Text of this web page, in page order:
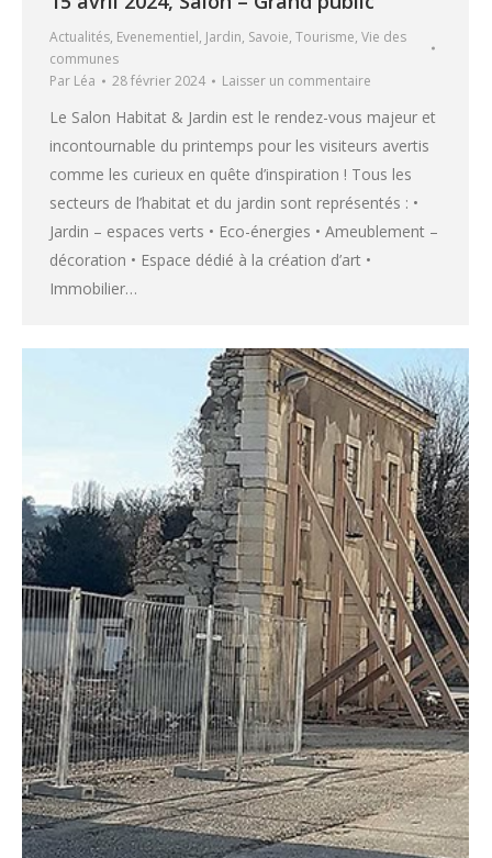
Actualités, Evenementiel, Jardin, Savoie, Tourisme, Vie des
communes
Par Léa 28 février 2024 Laisser un commentaire
Le Salon Habitat & Jardin est le rendez-vous majeur et
incontournable du printemps pour les visiteurs avertis
comme les curieux en quête d’inspiration ! Tous les
secteurs de l’habitat et du jardin sont représentés : •
Jardin – espaces verts • Eco-énergies • Ameublement –
décoration • Espace dédié à la création d’art •
Immobilier…